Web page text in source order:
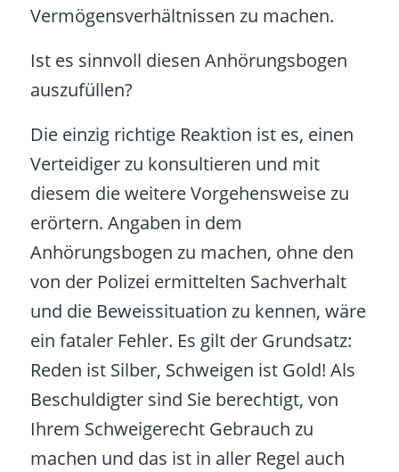
Vermögensverhältnissen zu machen.
Ist es sinnvoll diesen Anhörungsbogen
auszufüllen?
Die einzig richtige Reaktion ist es, einen
Verteidiger zu konsultieren und mit
diesem die weitere Vorgehensweise zu
erörtern. Angaben in dem
Anhörungsbogen zu machen, ohne den
von der Polizei ermittelten Sachverhalt
und die Beweissituation zu kennen, wäre
ein fataler Fehler. Es gilt der Grundsatz:
Reden ist Silber, Schweigen ist Gold! Als
Beschuldigter sind Sie berechtigt, von
Ihrem Schweigerecht Gebrauch zu
machen und das ist in aller Regel auch